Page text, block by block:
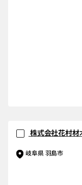
株式会社花村材
岐阜県 羽島市